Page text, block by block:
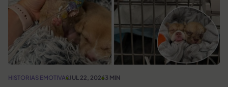
HISTORIAS EMOTIVASJUL 22, 20263 MIN